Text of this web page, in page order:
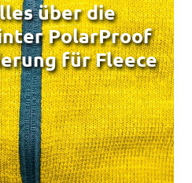
über die
PolarProof
für Fleece